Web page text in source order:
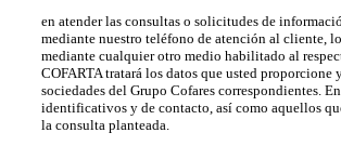
en atender las consultas o solicitudes de
mediante nuestro teléfono de atención al cliente,
mediante cualquier otro medio habilitado al
COFARTA tratará los datos que usted proporcione y
sociedades del Grupo Cofares correspondientes. En
identificativos y de contacto, así como aquellos que
la consulta planteada.